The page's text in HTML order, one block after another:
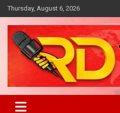
Skip
to
content
Thursday, August 6, 2026
Reporter Diaries